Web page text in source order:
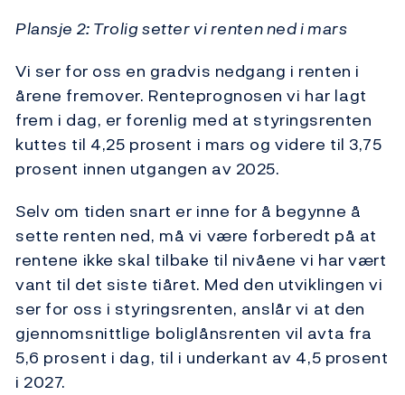
Plansje 2: Trolig setter vi renten ned i mars
Vi ser for oss en gradvis nedgang i renten i
årene fremover. Renteprognosen vi har lagt
frem i dag, er forenlig med at styringsrenten
kuttes til 4,25 prosent i mars og videre til 3,75
prosent innen utgangen av 2025.
Selv om tiden snart er inne for å begynne å
sette renten ned, må vi være forberedt på at
rentene ikke skal tilbake til nivåene vi har vært
vant til det siste tiåret. Med den utviklingen vi
ser for oss i styringsrenten, anslår vi at den
gjennomsnittlige boliglånsrenten vil avta fra
5,6 prosent i dag, til i underkant av 4,5 prosent
i 2027.